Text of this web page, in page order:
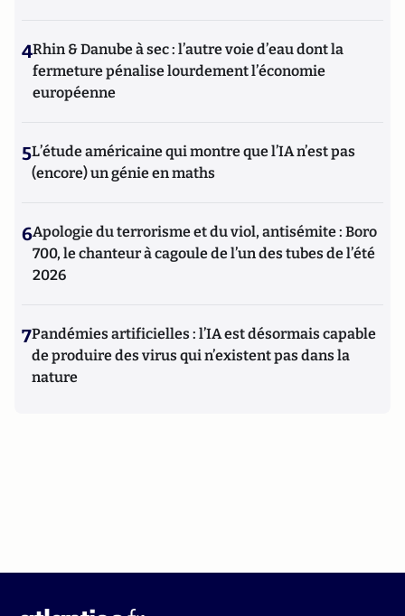
4Rhin & Danube à sec : l’autre voie d’eau dont la
fermeture pénalise lourdement l’économie
européenne
5L’étude américaine qui montre que l’IA n’est pas
(encore) un génie en maths
6Apologie du terrorisme et du viol, antisémite : Boro
700, le chanteur à cagoule de l’un des tubes de l’été
2026
7Pandémies artificielles : l’IA est désormais capable
de produire des virus qui n’existent pas dans la
nature